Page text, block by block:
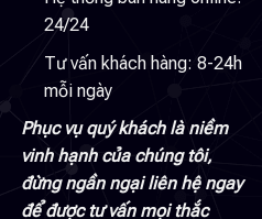
24/24
Tư vấn khách hàng: 8-24h
mỗi ngày
Phục vụ quý khách là niềm
vinh hạnh của chúng tôi,
đừng ngần ngại liên hệ ngay
để được tư vấn mọi thắc